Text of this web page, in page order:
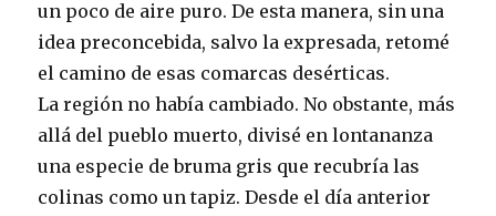
un poco de aire puro. De esta manera, sin una
idea preconcebida, salvo la expresada, retomé
el camino de esas comarcas desérticas.
La región no había cambiado. No obstante, más
allá del pueblo muerto, divisé en lontananza
una especie de bruma gris que recubría las
colinas como un tapiz. Desde el día anterior